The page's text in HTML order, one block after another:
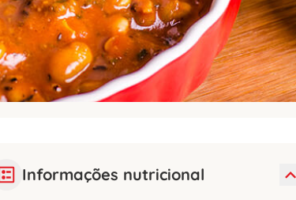
Informações nutricional